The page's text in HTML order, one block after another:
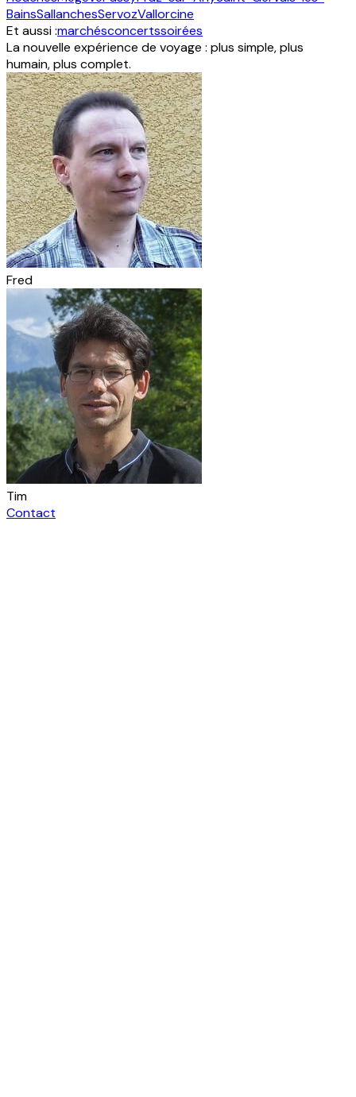
BainsSallanchesServozVallorcine
Et aussi :marchésconcertssoirées
La nouvelle expérience de voyage : plus simple, plus
humain, plus complet.
Fred
Tim
Contact